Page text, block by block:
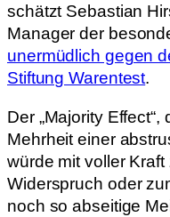
schätzt Sebastian
Manager der
unermüdlich gegen
Stiftung Warentest.
Der „Majority
Mehrheit einer
würde mit voller
Widerspruch oder
noch so abseitige